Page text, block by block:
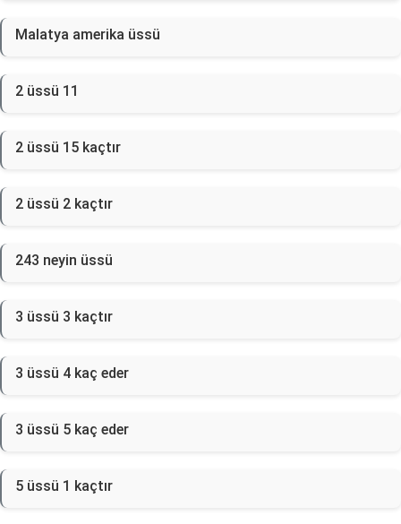
Malatya amerika üssü
2 üssü 11
2 üssü 15 kaçtır
2 üssü 2 kaçtır
243 neyin üssü
3 üssü 3 kaçtır
3 üssü 4 kaç eder
3 üssü 5 kaç eder
5 üssü 1 kaçtır